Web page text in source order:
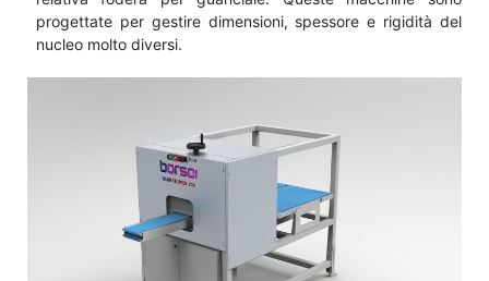
progettate per gestire dimensioni, spessore e rigidità del
nucleo molto diversi.